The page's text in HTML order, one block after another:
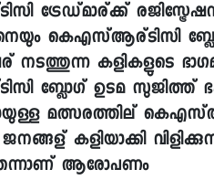
ട്രേഡ്മാര്ക്ക്
കെഎസ്ആര്ടിസി
നടത്തുന്ന കളികളുടെ
ബ്ലോഗ് ഉടമ സുജിത്ത്
മത്സരത്തില്
കളിയാക്കി
ആരോപണം